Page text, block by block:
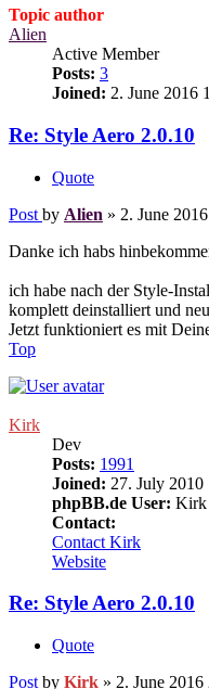
Topic author
Alien
Active Member
Posts: 3
Joined: 2. June 2016
Re: Style Aero 2.0.10
Quote
Post by Alien » 2. June
Danke ich habs
ich habe nach der Style-
komplett deinstalliert und
Jetzt funktioniert es mit
Top
Kirk
Dev
Posts: 1991
Joined: 27. July 2010
phpBB.de User: Kirk
Contact:
Contact Kirk
Website
Re: Style Aero 2.0.10
Quote
Post by Kirk » 2. June 2016